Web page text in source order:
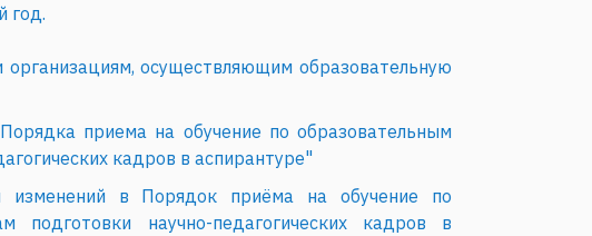
год.
осуществляющим образовательную
приема на обучение по образовательным
кадров в аспирантуре"
в Порядок приёма на обучение по
научно-педагогических кадров в